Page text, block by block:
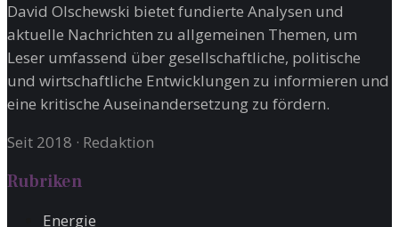
David Olschewski bietet fundierte Analysen und
aktuelle Nachrichten zu allgemeinen Themen, um
Leser umfassend über gesellschaftliche, politische
und wirtschaftliche Entwicklungen zu informieren und
eine kritische Auseinandersetzung zu fördern.
Seit 2018 · Redaktion
Rubriken
Energie